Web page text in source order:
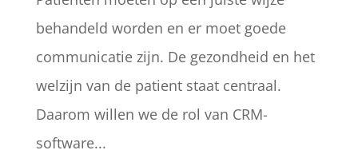
behandeld worden en er moet goede
communicatie zijn. De gezondheid en het
welzijn van de patient staat centraal.
Daarom willen we de rol van CRM-
software...